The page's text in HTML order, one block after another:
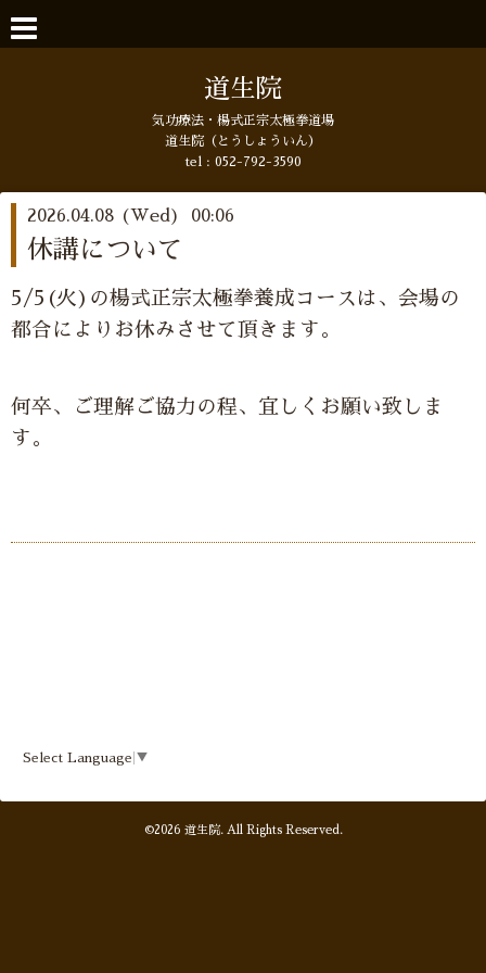
道生院
気功療法・楊式正宗太極拳道場
道生院（とうしょういん）
tel : 052-792-3590
2026.04.08 (Wed) 00:06
休講について
5/5(火)の楊式正宗太極拳養成コースは、会場の
都合によりお休みさせて頂きます。
何卒、ご理解ご協力の程、宜しくお願い致しま
す。
Select Language ▼
©2026 道生院. All Rights Reserved.